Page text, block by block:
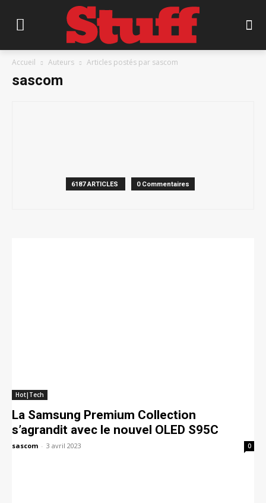
Accueil Auteurs Articles postés par sascom
sascom
6187 ARTICLES 0 Commentaires
Hot|Tech
La Samsung Premium Collection
s’agrandit avec le nouvel OLED S95C
sascom - 3 avril 2023 0